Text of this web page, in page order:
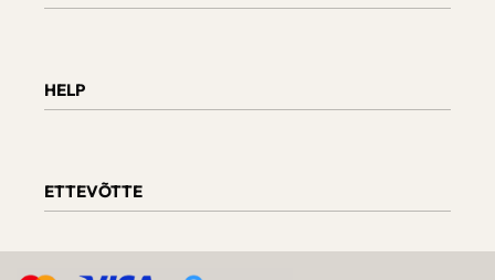
Cart
HELP
Tellimuse staatus
Arvustused
ETTEVÕTTE
Meie kohta